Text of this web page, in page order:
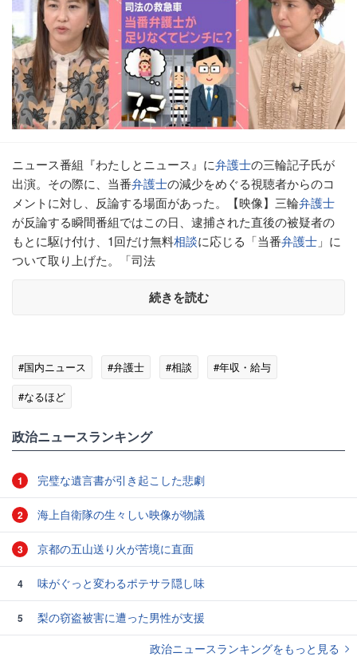
ニュース番組『わたしとニュース』に弁護士の三輪記子氏が
出演。その際に、当番弁護士の減少をめぐる視聴者からのコ
メントに対し、反論する場面があった。【映像】三輪弁護士
が反論する瞬間番組ではこの日、逮捕された直後の被疑者の
もとに駆け付け、1回だけ無料相談に応じる「当番弁護士 」に
ついて取り上げた。「司法
続きを読む
#国内ニュース #弁護士 #相談
#年収・給与
#なるほど
政治ニュースランキング
1 完璧な遺言書が引き起こした悲劇
2 海上自衛隊の生々しい映像が物議
3 京都の五山送り火が苦境に直面
4 味がぐっと変わるポテサラ隠し味
5
梨の窃盗被害に遭った男性が支援
政治ニュースランキングをもっと見る